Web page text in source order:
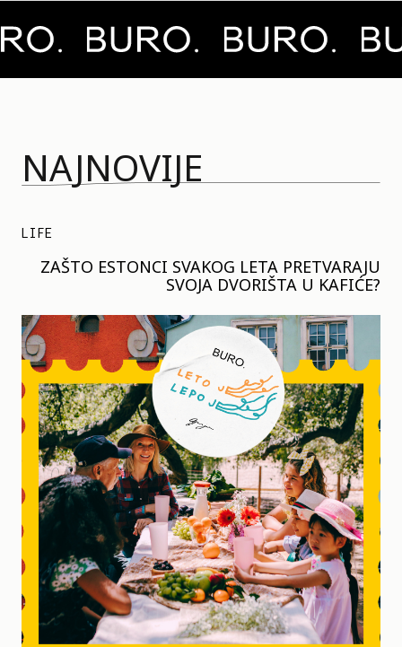
NAJNOVIJE
LIFE
ZAŠTO ESTONCI SVAKOG LETA PRETVARAJU
SVOJA DVORIŠTA U KAFIĆE?